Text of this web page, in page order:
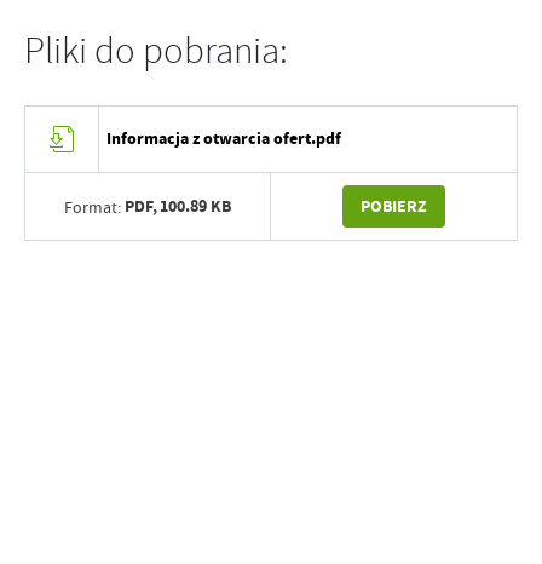
Pliki do pobrania:
Informacja z otwarcia ofert.pdf
Format: PDF,100.89 KB POBIERZ